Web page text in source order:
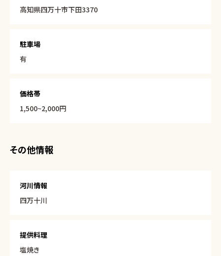
高知県四万十市下田3370
駐車場
有
価格帯
1,500~2,000円
その他情報
河川情報
四万十川
提供料理
塩焼き